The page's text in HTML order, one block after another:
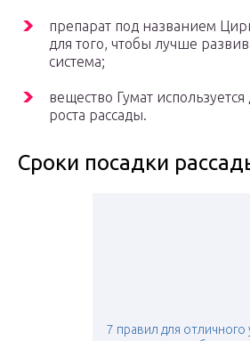
препарат под названием
для того, чтобы лучше
система;
вещество Гумат
роста рассады.
Сроки посадки
7 правил для отличного